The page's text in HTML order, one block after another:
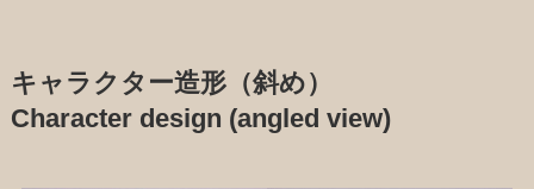
キャラクター造形（斜め）
Character design (angled view)